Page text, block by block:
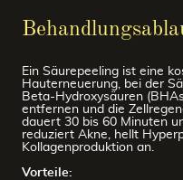
Ein Säurepeeling ist eine
Hauterneuerung, bei der
Beta-Hydroxysäuren
entfernen und die
dauert 30 bis 60 Minuten
reduziert Akne, hellt
Kollagenproduktion an.
Vorteile: